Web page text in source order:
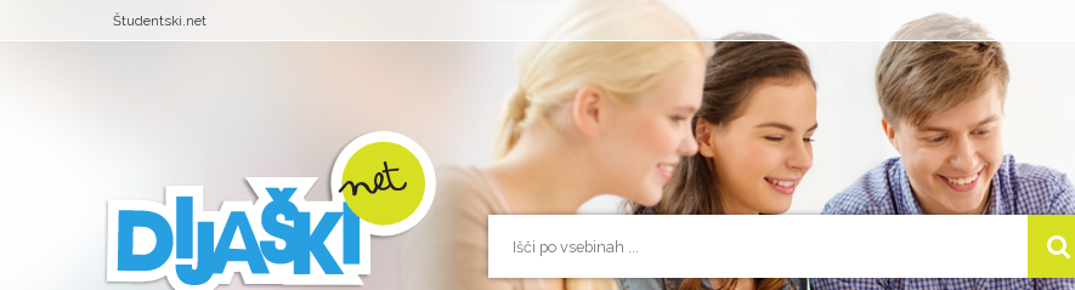
Študentski.net